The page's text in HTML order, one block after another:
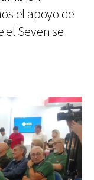
el apoyo de
el Seven se